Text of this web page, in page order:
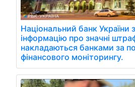
Національний банк України
інформацію про значні
накладаються банками за
фінансового моніторингу.